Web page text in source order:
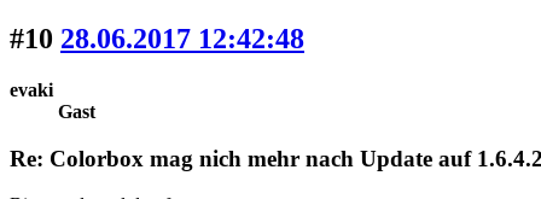
#10 28.06.2017 12:42:48
evaki
Gast
Re: Colorbox mag nich mehr nach Update auf